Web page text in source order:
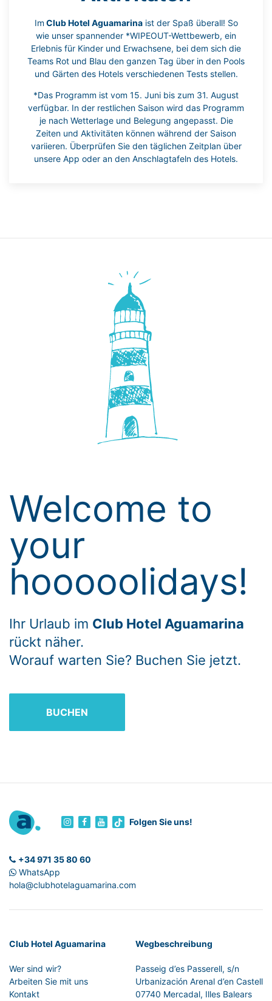
Im Club Hotel Aguamarinaist der Spaß überall! So
wie unser spannender *WIPEOUT-Wettbewerb, ein
Erlebnis für Kinder und Erwachsene, bei dem sich die
Teams Rot und Blau den ganzen Tag über in den Pools
und Gärten des Hotels verschiedenen Tests stellen.
*Das Programm ist vom 15. Juni bis zum 31. August
verfügbar. In der restlichen Saison wird das Programm
je nach Wetterlage und Belegung angepasst. Die
Zeiten und Aktivitäten können während der Saison
variieren. Überprüfen Sie den täglichen Zeitplan über
unsere App oder an den Anschlagtafeln des Hotels.
Welcome to
your
hooooolidays!
Ihr Urlaub im Club Hotel Aguamarina
rückt näher.
Worauf warten Sie? Buchen Sie jetzt.
BUCHEN
Folgen Sie uns!
+34 971 35 80 60
WhatsApp
hola@clubhotelaguamarina.com
Club Hotel Aguamarina
Wer sind wir?
Arbeiten Sie mit uns
Kontakt
Wegbeschreibung
Passeig d’es Passerell, s/n
Urbanización Arenal d’en Castell
07740 Mercadal, Illes Balears